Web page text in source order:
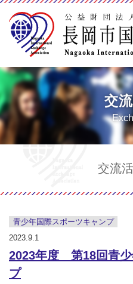
交
交流
青少年国際スポーツキャンプ
2023.9.1
2023年度 第18回青少
プ